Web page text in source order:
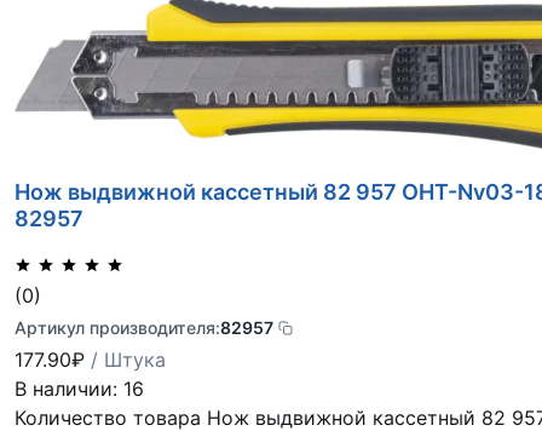
Нож выдвижной кассетный 82 957 OHT-
82957
(0)
Артикул производителя:82957
177.90₽ / Штука
В наличии: 16
Количество товара Нож выдвижной кассетный 82